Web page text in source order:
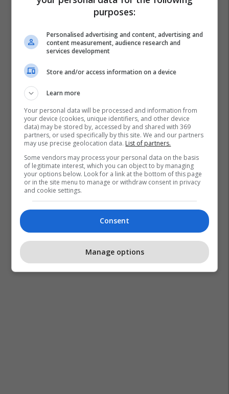
purposes:
Personalised advertising and content, advertising and
content measurement, audience research and
services development
Store and/or access information on a device
Learn more
Your personal data will be processed and information from
your device (cookies, unique identifiers, and other device
data) may be stored by, accessed by and shared with 369
partners, or used specifically by this site. We and our partners
may use precise geolocation data. List of partners.
Some vendors may process your personal data on the basis
of legitimate interest, which you can object to by managing
your options below. Look for a link at the bottom of this page
or in the site menu to manage or withdraw consent in privacy
and cookie settings.
Consent
Manage options